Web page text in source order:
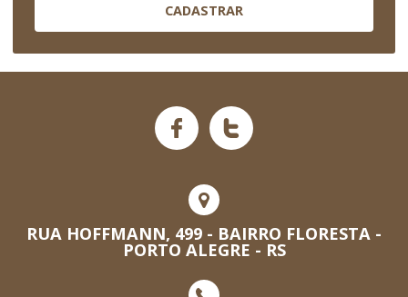
CADASTRAR
RUA HOFFMANN, 499 - BAIRRO FLORESTA -
PORTO ALEGRE - RS